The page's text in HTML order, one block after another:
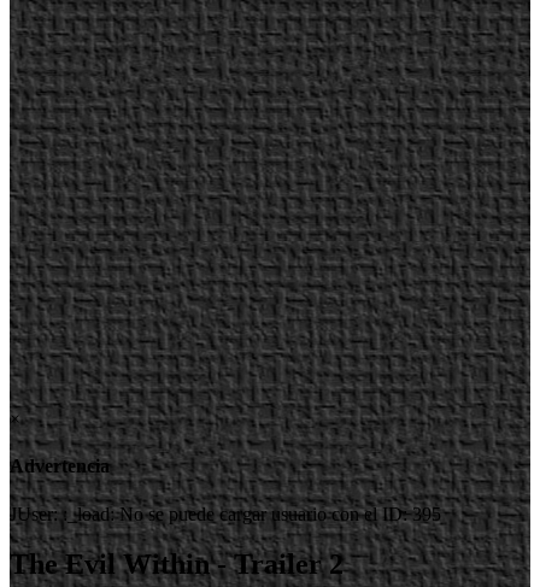
×
Advertencia
JUser: :_load: No se puede cargar usuario con el ID: 395
The Evil Within - Trailer 2